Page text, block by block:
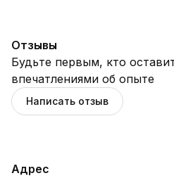
Отзывы
Будьте первым, кто
впечатлениями об опыте
Написать отзыв
Адрес